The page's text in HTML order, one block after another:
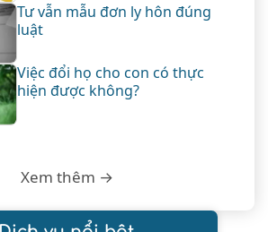
Tư vẫn mẫu đơn ly hôn đúng
luật
Việc đổi họ cho con có thực
hiện được không?
Xem thêm →